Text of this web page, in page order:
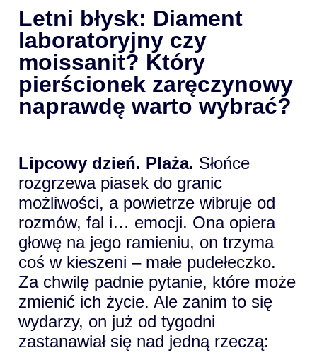
Letni błysk: Diament
laboratoryjny czy
moissanit? Który
pierścionek zaręczynowy
naprawdę warto wybrać?
Lipcowy dzień. Plaża. Słońce
rozgrzewa piasek do granic
możliwości, a powietrze wibruje od
rozmów, fal i… emocji. Ona opiera
głowę na jego ramieniu, on trzyma
coś w kieszeni – małe pudełeczko.
Za chwilę padnie pytanie, które może
zmienić ich życie. Ale zanim to się
wydarzy, on już od tygodni
zastanawiał się nad jedną rzeczą: